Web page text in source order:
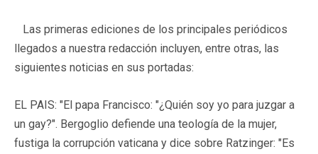
Las primeras ediciones de los principales periódicos
llegados a nuestra redacción incluyen, entre otras, las
siguientes noticias en sus portadas:
EL PAIS: "El papa Francisco: "¿Quién soy yo para juzgar a
un gay?". Bergoglio defiende una teología de la mujer,
fustiga la corrupción vaticana y dice sobre Ratzinger: "Es